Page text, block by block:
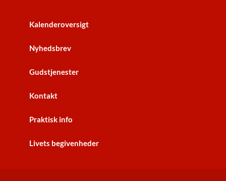
Kalenderoversigt
Nyhedsbrev
Gudstjenester
Kontakt
Praktisk info
Livets begivenheder